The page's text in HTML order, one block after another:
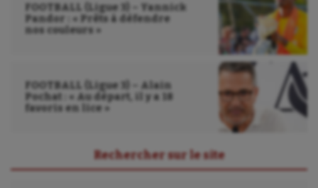
Sport handicap
Sport-entreprise
Sport-santé
Tir à l'arc
FOOTBALL (Ligue 3) – Yannick
Pandor : « Prêts à défendre
nos couleurs »
FOOTBALL (Ligue 3) – Alain
Pochat : « Au départ, il y a 18
favoris en lice »
Rechercher sur le site